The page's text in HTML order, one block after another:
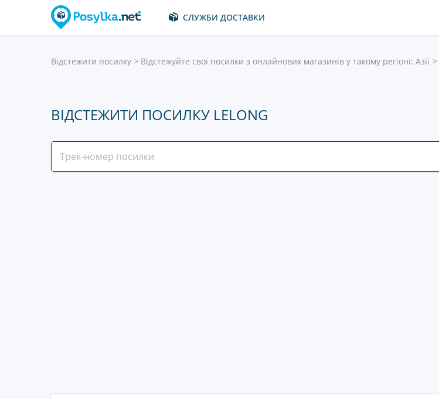
СЛУЖБИ ДОСТАВКИ
Відстежити посилку Відстежуйте свої посилки з онлайнових магазинів у такому регіоні: Азії
ВІДСТЕЖИТИ ПОСИЛКУ LELONG